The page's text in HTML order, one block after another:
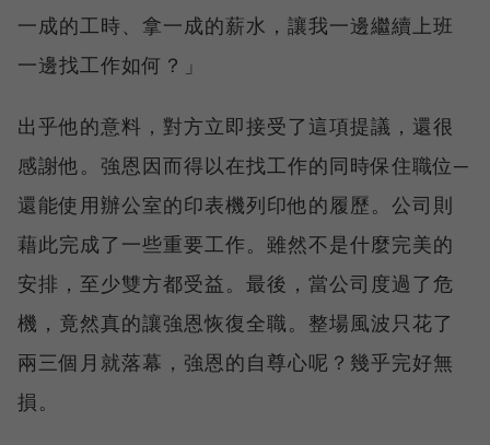
一成的工時、拿一成的薪水，讓我一邊繼續上班
一邊找工作如何？」
出乎他的意料，對方立即接受了這項提議，還很
感謝他。強恩因而得以在找工作的同時保住職位─
還能使用辦公室的印表機列印他的履歷。公司則
藉此完成了一些重要工作。雖然不是什麼完美的
安排，至少雙方都受益。最後，當公司度過了危
機，竟然真的讓強恩恢復全職。整場風波只花了
兩三個月就落幕，強恩的自尊心呢？幾乎完好無
損。